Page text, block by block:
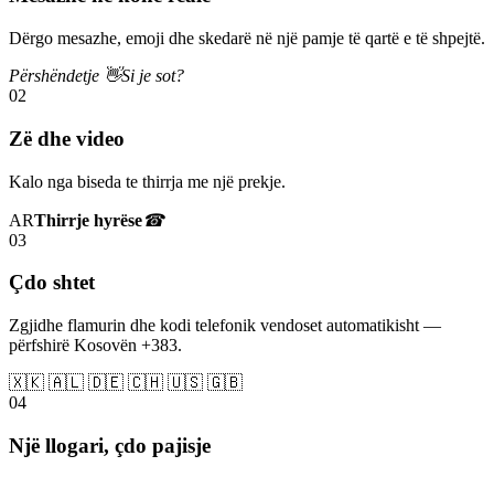
Dërgo mesazhe, emoji dhe skedarë në një pamje të qartë e të shpejtë.
Përshëndetje 👋Si je sot?
02
Zë dhe video
Kalo nga biseda te thirrja me një prekje.
ARThirrje hyrëse☎
03
Çdo shtet
Zgjidhe flamurin dhe kodi telefonik vendoset automatikisht —
përfshirë Kosovën +383.
🇽🇰 🇦🇱 🇩🇪 🇨🇭 🇺🇸 🇬🇧
04
Një llogari, çdo pajisje